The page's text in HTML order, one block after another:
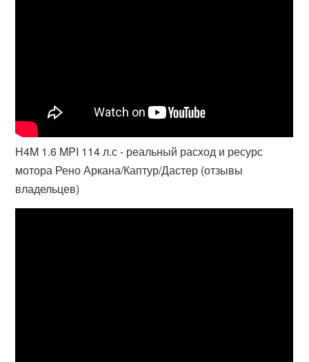
H4M 1.6 MPI 114 л.с - реальный расход и ресурс
мотора Рено Аркана/Каптур/Дастер (отзывы
владельцев)